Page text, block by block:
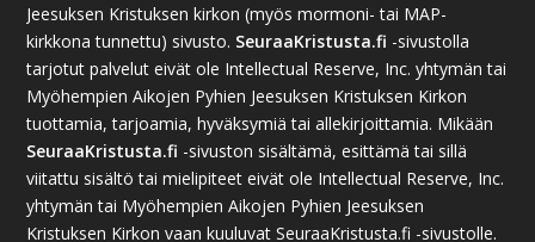
Jeesuksen Kristuksen kirkon (myös mormoni- tai MAP-
kirkkona tunnettu) sivusto. SeuraaKristusta.fi -sivustolla
tarjotut palvelut eivät ole Intellectual Reserve, Inc. yhtymän tai
Myöhempien Aikojen Pyhien Jeesuksen Kristuksen Kirkon
tuottamia, tarjoamia, hyväksymiä tai allekirjoittamia. Mikään
SeuraaKristusta.fi -sivuston sisältämä, esittämä tai sillä
viitattu sisältö tai mielipiteet eivät ole Intellectual Reserve, Inc.
yhtymän tai Myöhempien Aikojen Pyhien Jeesuksen
Kristuksen Kirkon vaan kuuluvat SeuraaKristusta.fi -sivustolle.